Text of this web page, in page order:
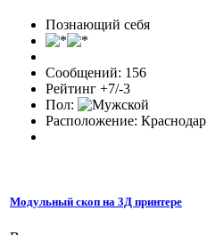
Познающий себя
Сообщений: 156
Рейтинг +7/-3
Пол:
Расположение: Краснодар
Модульный скоп на 3Д принтере